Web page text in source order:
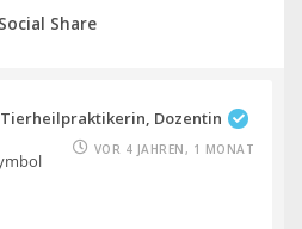
Social Share
Dozentin
VOR 4 JAHREN, 1 MONAT